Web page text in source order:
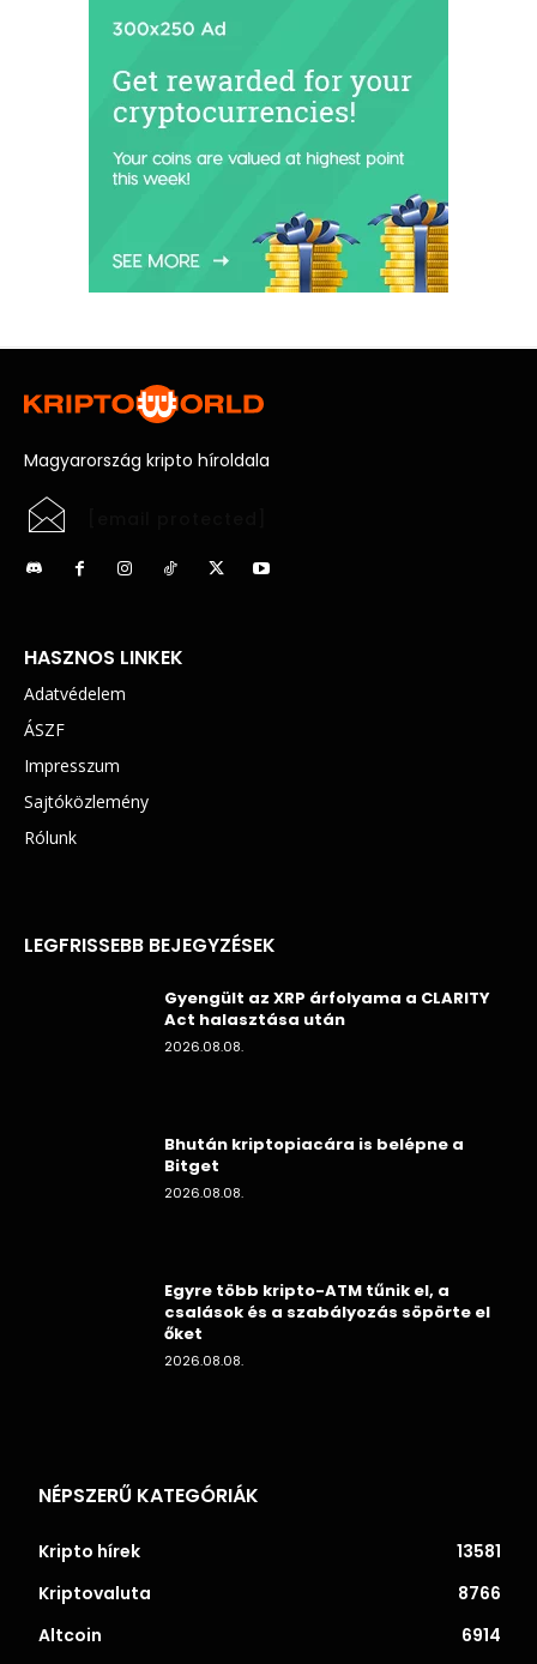
Magyarország kripto híroldala
HASZNOS LINKEK
Adatvédelem
ÁSZF
Impresszum
Sajtóközlemény
Rólunk
LEGFRISSEBB BEJEGYZÉSEK
Gyengült az XRP árfolyama a CLARITY
Act halasztása után
2026.08.08.
Bhután kriptopiacára is belépne a
Bitget
2026.08.08.
Egyre több kripto-ATM tűnik el, a
csalások és a szabályozás söpörte el
őket
2026.08.08.
NÉPSZERŰ KATEGÓRIÁK
Kripto hírek
13581
Kriptovaluta
8766
Altcoin
6914